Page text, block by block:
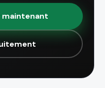
maintenant